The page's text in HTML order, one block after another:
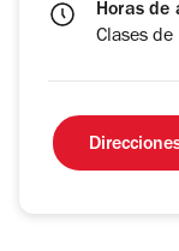
Horas de
Clases